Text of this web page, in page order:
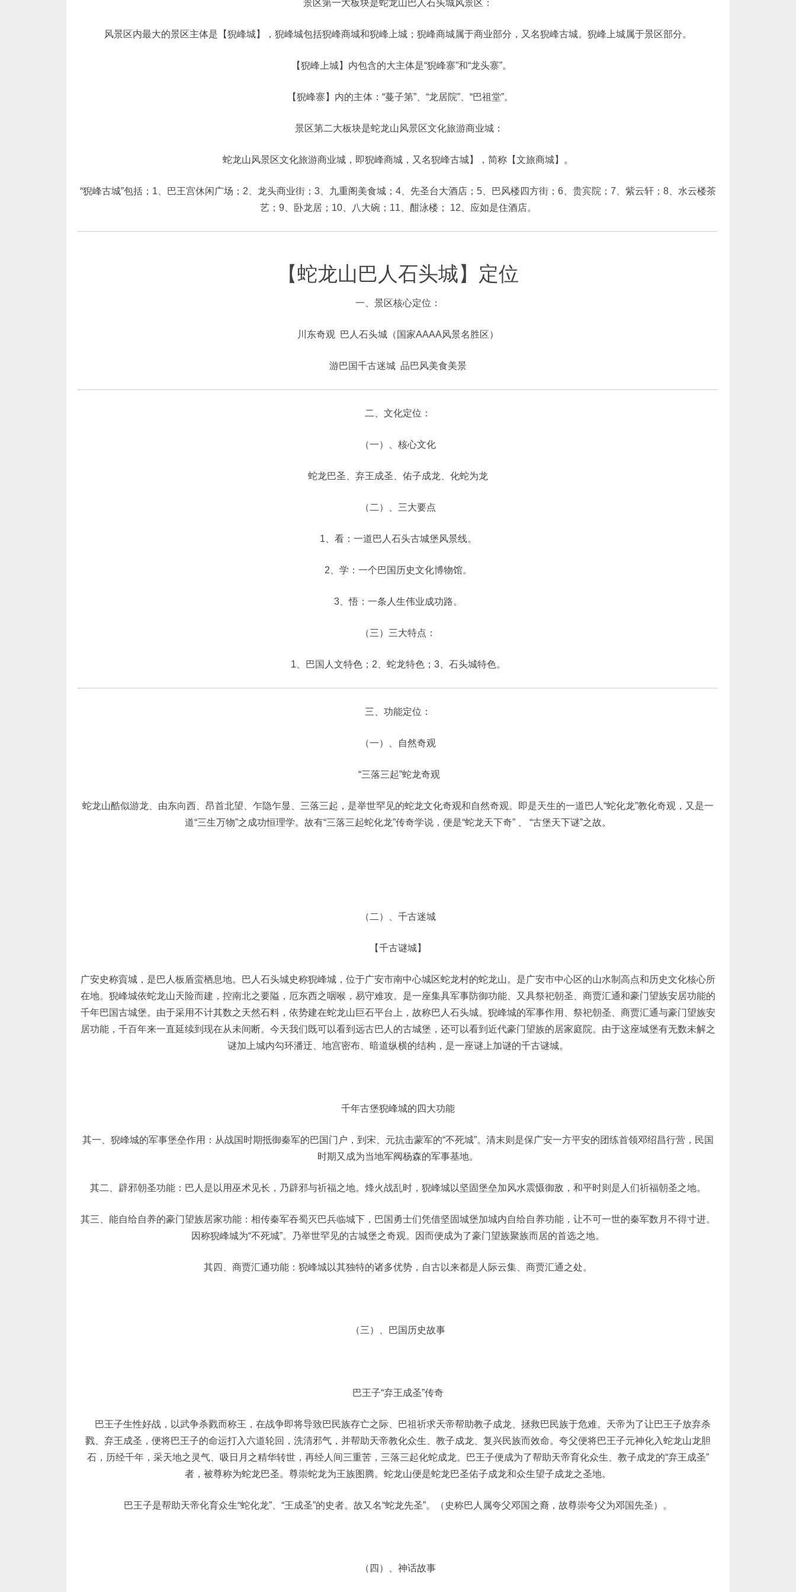
景区第一大板块是蛇龙山巴人石头城风景区：
风景区内最大的景区主体是【猊峰城】，猊峰城包括猊峰商城和猊峰上城；猊峰商城属于商业部分，又名猊峰古城。猊峰上城属于景区部分。
【猊峰上城】内包含的大主体是“猊峰寨”和“龙头寨”。
【猊峰寨】内的主体：“蔓子第”、“龙居院”、“巴祖堂”。
景区第二大板块是蛇龙山风景区文化旅游商业城：
蛇龙山风景区文化旅游商业城，即猊峰商城，又名猊峰古城】，简称【文旅商城】。
“猊峰古城”包括；1、巴王宫休闲广场；2、龙头商业街；3、九重阁美食城；4、先圣台大酒店；5、巴风楼四方街；6、贵宾院；7、紫云轩；8、水云楼茶
艺；9、卧龙居；10、八大碗；11、酣泳楼； 12、应如是住酒店。
【蛇龙山巴人石头城】定位
一、景区核心定位：
川东奇观 巴人石头城（国家AAAA风景名胜区）
游巴国千古迷城 品巴风美食美景
二、文化定位：
（一）、核心文化
蛇龙巴圣、弃王成圣、佑子成龙、化蛇为龙
（二）、三大要点
1、看：一道巴人石头古城堡风景线。
2、学：一个巴国历史文化博物馆。
3、悟：一条人生伟业成功路。
（三）三大特点：
1、巴国人文特色；2、蛇龙特色；3、石头城特色。
三、功能定位：
（一）、自然奇观
“三落三起”蛇龙奇观
蛇龙山酷似游龙、由东向西、昂首北望、乍隐乍显、三落三起，是举世罕见的蛇龙文化奇观和自然奇观。即是天生的一道巴人“蛇化龙”教化奇观，又是一
道“三生万物”之成功恒理学。故有“三落三起蛇化龙”传奇学说，便是“蛇龙天下奇” 、 “古堡天下谜”之故。
（二）、千古迷城
【千古谜城】
广安史称賨城，是巴人板盾蛮栖息地。巴人石头城史称猊峰城，位于广安市南中心城区蛇龙村的蛇龙山。是广安市中心区的山水制高点和历史文化核心所
在地。猊峰城依蛇龙山天险而建，控南北之要隘，厄东西之咽喉，易守难攻。是一座集具军事防御功能、又具祭祀朝圣、商贾汇通和豪门望族安居功能的
千年巴国古城堡。由于采用不计其数之天然石料，依势建在蛇龙山巨石平台上，故称巴人石头城。猊峰城的军事作用、祭祀朝圣、商贾汇通与豪门望族安
居功能，千百年来一直延续到现在从未间断。今天我们既可以看到远古巴人的古城堡，还可以看到近代豪门望族的居家庭院。由于这座城堡有无数未解之
谜加上城内勾环潘迂、地宫密布、暗道纵横的结构，是一座谜上加谜的千古谜城。
千年古堡猊峰城的四大功能
其一、猊峰城的军事堡垒作用：从战国时期抵御秦军的巴国门户，到宋、元抗击蒙军的“不死城”。清末则是保广安一方平安的团练首领邓绍昌行营，民国
时期又成为当地军阀杨森的军事基地。
其二、辟邪朝圣功能：巴人是以用巫术见长，乃辟邪与祈福之地。烽火战乱时，猊峰城以坚固堡垒加风水震慑御敌，和平时则是人们祈福朝圣之地。
其三、能自给自养的豪门望族居家功能：相传秦军吞蜀灭巴兵临城下，巴国勇士们凭借坚固城堡加城内自给自养功能，让不可一世的秦军数月不得寸进。
因称猊峰城为“不死城”。乃举世罕见的古城堡之奇观。因而便成为了豪门望族聚族而居的首选之地。
其四、商贾汇通功能：猊峰城以其独特的诸多优势，自古以来都是人际云集、商贾汇通之处。
（三）、巴国历史故事
巴王子“弃王成圣”传奇
巴王子生性好战，以武争杀戮而称王，在战争即将导致巴民族存亡之际、巴祖祈求天帝帮助教子成龙、拯救巴民族于危难。天帝为了让巴王子放弃杀
戮、弃王成圣，便将巴王子的命运打入六道轮回，洗清邪气，并帮助天帝教化众生、教子成龙、复兴民族而效命。夸父便将巴王子元神化入蛇龙山龙胆
石，历经千年，采天地之灵气、吸日月之精华转世，再经人间三重苦，三落三起化蛇成龙。巴王子便成为了帮助天帝育化众生、教子成龙的“弃王成圣”
者，被尊称为蛇龙巴圣。尊崇蛇龙为王族图腾。蛇龙山便是蛇龙巴圣佑子成龙和众生望子成龙之圣地。
巴王子是帮助天帝化育众生“蛇化龙”、“王成圣”的史者。故又名“蛇龙先圣”。（史称巴人属夸父邓国之裔，故尊崇夸父为邓国先圣）。
（四）、神话故事